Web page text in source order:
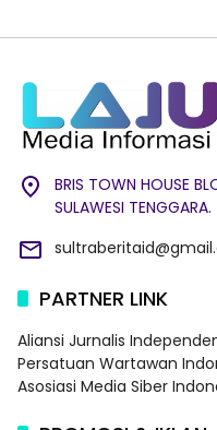
BRIS TOWN HOUSE
SULAWESI TENGGARA.
PARTNER LINK
Aliansi Jurnalis
Persatuan Wartawan
Asosiasi Media Siber